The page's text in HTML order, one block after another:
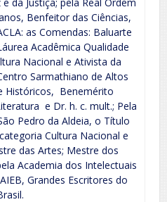
Benfeitor das Ciências,
as Comendas: Baluarte
Acadêmica Qualidade
Nacional e Ativista da
Sarmathiano de Altos
Históricos, Benemérito
e Dr. h. c. mult.; Pela
Pedro da Aldeia, o Título
Cultura Nacional e
das Artes; Mestre dos
Academia dos Intelectuais
Grandes Escritores do